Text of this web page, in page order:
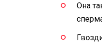
Она